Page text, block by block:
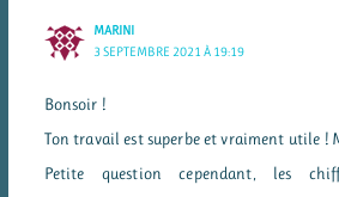
MARINI
3 SEPTEMBRE 2021 À 19:19
Bonsoir !
Ton travail est superbe et vraiment utile !
Petite question cependant, les